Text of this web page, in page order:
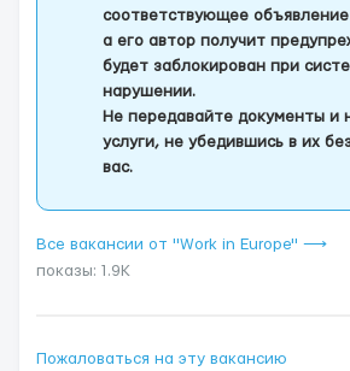
соответствующее
а его автор получит
будет заблокирован при
нарушении.
Не передавайте документы и
услуги, не убедившись в их
вас.
Все вакансии от "Work in Europe" ⟶
показы: 1.9K
Пожаловаться на эту вакансию